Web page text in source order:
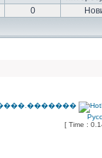
0
[ Time :